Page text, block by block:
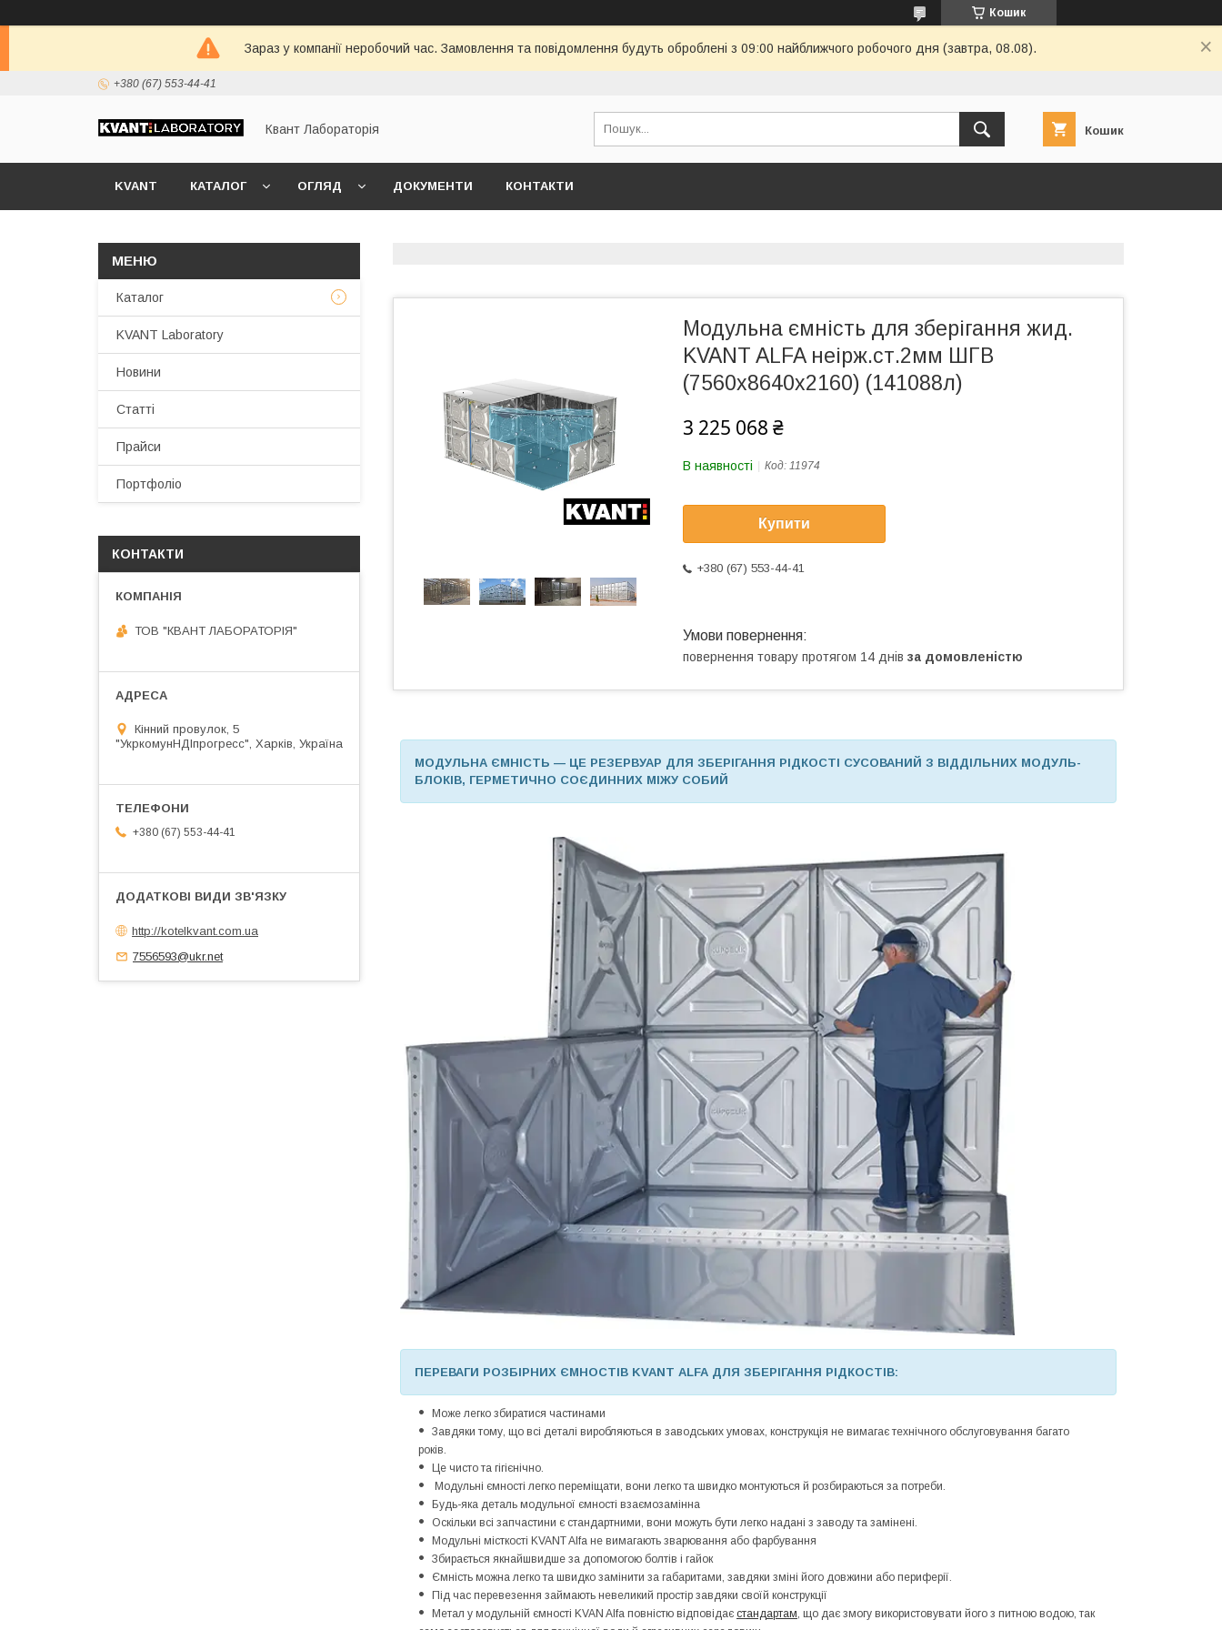
Кошик
Зараз у компанії неробочий час. Замовлення та повідомлення будуть оброблені з 09:00 найближчого робочого дня (завтра, 08.08).
+380 (67) 553-44-41
Квант Лабораторія Кошик
KVANT КАТАЛОГ ОГЛЯД ДОКУМЕНТИ КОНТАКТИ
Модульна ємність для зберігання жид.
KVANT ALFA неірж.ст.2мм ШГВ
(7560х8640х2160) (141088л)
3 225 068 ₴
В наявності Код: 11974
Купити
+380 (67) 553-44-41
повернення товару протягом 14 днів за домовленістю
МОДУЛЬНА ЄМНІСТЬ — ЦЕ РЕЗЕРВУАР ДЛЯ ЗБЕРІГАННЯ РІДКОСТІ СУСОВАНИЙ З ВІДДІЛЬНИХ МОДУЛЬ-
БЛОКІВ, ГЕРМЕТИЧНО СОЄДИННИХ МІЖУ СОБИЙ
ПЕРЕВАГИ РОЗБІРНИХ ЄМНОСТІВ KVANT ALFA ДЛЯ ЗБЕРІГАННЯ РІДКОСТІВ:
Може легко збиратися частинами
Завдяки тому, що всі деталі виробляються в заводських умовах, конструкція не вимагає технічного обслуговування багато
років.
Це чисто та гігієнічно.
Модульні ємності легко переміщати, вони легко та швидко монтуються й розбираються за потреби.
Будь-яка деталь модульної ємності взаємозамінна
Оскільки всі запчастини є стандартними, вони можуть бути легко надані з заводу та замінені.
Модульні місткості KVANTAlfa не вимагають зварювання або фарбування
Збирається якнайшвидше за допомогою болтів і гайок
Ємність можна легко та швидко замінити за габаритами, завдяки зміні його довжини або периферії.
Під час перевезення займають невеликий простір завдяки своїй конструкції
Метал у модульній ємності KVAN Alfa повністю відповідає стандартам, що дає змогу використовувати його з питною водою, так
Каталог
KVANT Laboratory
Новини
Статті
Прайси
Портфоліо
КОНТАКТИ
ТОВ "КВАНТ ЛАБОРАТОРІЯ"
Кінний провулок, 5
"УкркомунНДІпрогресс", Харків, Україна
+380 (67) 553-44-41
http://kotelkvant.com.ua
7556593@ukr.net